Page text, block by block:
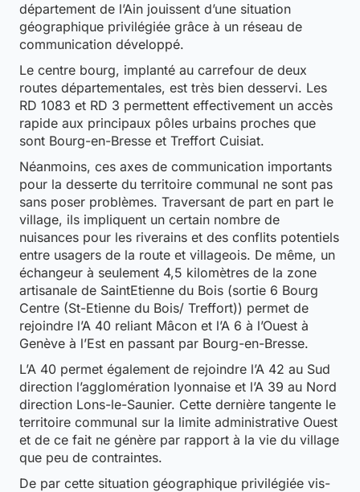
département de l’Ain jouissent d’une situation
géographique privilégiée grâce à un réseau de
communication développé.
Le centre bourg, implanté au carrefour de deux
routes départementales, est très bien desservi. Les
RD 1083 et RD 3 permettent effectivement un accès
rapide aux principaux pôles urbains proches que
sont Bourg-en-Bresse et Treffort Cuisiat.
Néanmoins, ces axes de communication importants
pour la desserte du territoire communal ne sont pas
sans poser problèmes. Traversant de part en part le
village, ils impliquent un certain nombre de
nuisances pour les riverains et des conflits potentiels
entre usagers de la route et villageois. De même, un
échangeur à seulement 4,5 kilomètres de la zone
artisanale de SaintEtienne du Bois (sortie 6 Bourg
Centre (St-Etienne du Bois/ Treffort)) permet de
rejoindre l’A 40 reliant Mâcon et l’A 6 à l’Ouest à
Genève à l’Est en passant par Bourg-en-Bresse.
L’A 40 permet également de rejoindre l’A 42 au Sud
direction l’agglomération lyonnaise et l’A 39 au Nord
direction Lons-le-Saunier. Cette dernière tangente le
territoire communal sur la limite administrative Ouest
et de ce fait ne génère par rapport à la vie du village
que peu de contraintes.
De par cette situation géographique privilégiée vis-